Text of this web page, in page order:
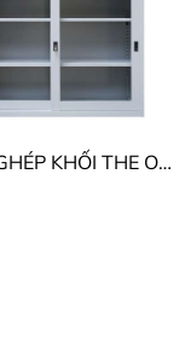
TỦ SẮT GHÉP KHỐI THE ONE TU118GCK